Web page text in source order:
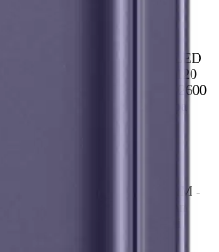
Infinity-O Dynamic AMOLED
-resoluutio, HDR10+-tuki ja 120
Vision Booster -tekniikka ja 2600
kirkkaat ja kirkkaat kuvat jopa
ja 8 Gt LPDDR5 SDRAM -
takaa tasaisen ja tehokkaan
suoratoistosta tai
selviytyy kaikesta helposti.